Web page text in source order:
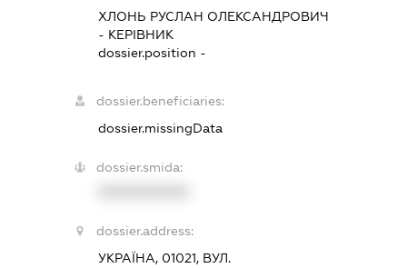
ХЛОНЬ РУСЛАН ОЛЕКСАНДРОВИЧ
- КЕРІВНИК
dossier.position -
dossier.beneficiaries:
dossier.missingData
dossier.smida:
dossier.address:
УКРАЇНА, 01021, ВУЛ.